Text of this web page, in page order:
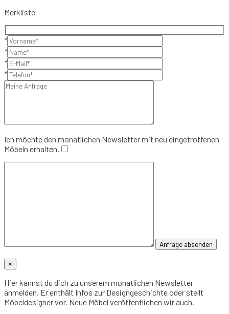
Merkliste
*
*
*
*
Ich möchte den monatlichen Newsletter mit neu eingetroffenen
Möbeln erhalten.
×
Hier kannst du dich zu unserem monatlichen Newsletter
anmelden. Er enthält Infos zur Designgeschichte oder stellt
Möbeldesigner vor. Neue Möbel veröffentlichen wir auch.